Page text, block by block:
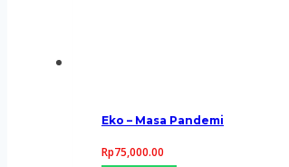
Eko – Masa Pandemi
Rp75,000.00